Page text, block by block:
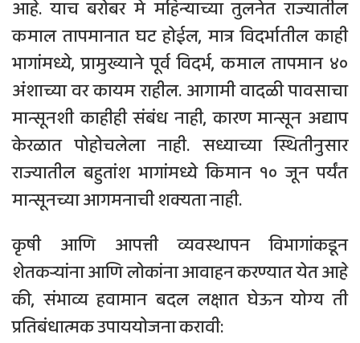
आहे. याच बरोबर मे महिन्याच्या तुलनेत राज्यातील
कमाल तापमानात घट होईल, मात्र विदर्भातील काही
भागांमध्ये, प्रामुख्याने पूर्व विदर्भ, कमाल तापमान ४०
अंशाच्या वर कायम राहील. आगामी वादळी पावसाचा
मान्सूनशी काहीही संबंध नाही, कारण मान्सून अद्याप
केरळात पोहोचलेला नाही. सध्याच्या स्थितीनुसार
राज्यातील बहुतांश भागांमध्ये किमान १० जून पर्यंत
मान्सूनच्या आगमनाची शक्यता नाही.
कृषी आणि आपत्ती व्यवस्थापन विभागांकडून
शेतकऱ्यांना आणि लोकांना आवाहन करण्यात येत आहे
की, संभाव्य हवामान बदल लक्षात घेऊन योग्य ती
प्रतिबंधात्मक उपाययोजना करावी: